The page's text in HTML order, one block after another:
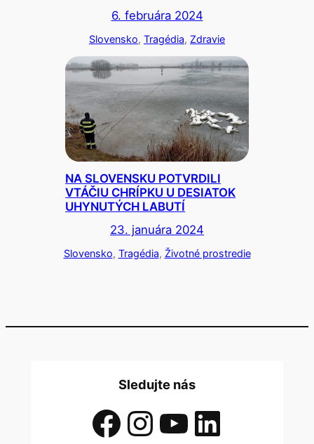
6. februára 2024
Slovensko, Tragédia, Zdravie
NA SLOVENSKU POTVRDILI
VTÁČIU CHRÍPKU U DESIATOK
UHYNUTÝCH LABUTÍ
23. januára 2024
Slovensko, Tragédia, Životné prostredie
Sledujte nás
Facebook InstagramYouTube LinkedIn